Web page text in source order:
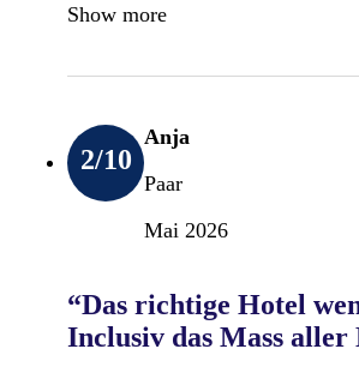
Show more
2/10
Anja
Paar
Mai 2026
“Das richtige Hotel
Inclusiv das Mass aller